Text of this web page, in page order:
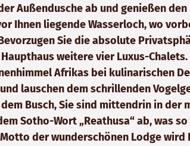
Außendusche ab und genießen
Ihnen liegende Wasserloch, wo
Sie die absolute
weitere vier Luxus-
Afrikas bei kulinarischen
lauschen dem schrillenden
Busch, Sie sind mittendrin in der
Sotho-Wort „Reathusa“ ab, was
der wunderschönen Lodge